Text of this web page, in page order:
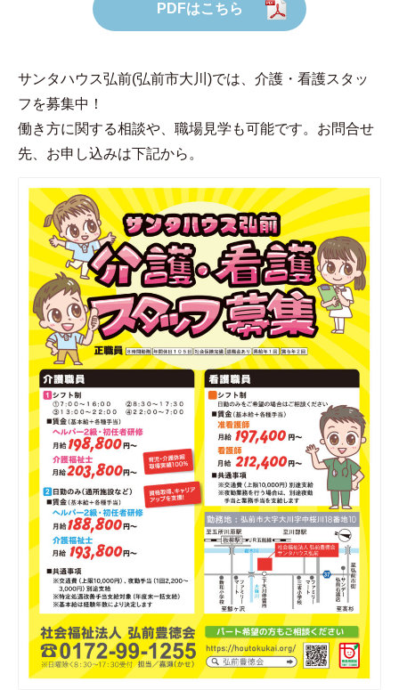
PDFはこちら
サンタハウス弘前(弘前市大川)では、介護・看護スタッ
フを募集中！
働き方に関する相談や、職場見学も可能です。お問合せ
先、お申し込みは下記から。